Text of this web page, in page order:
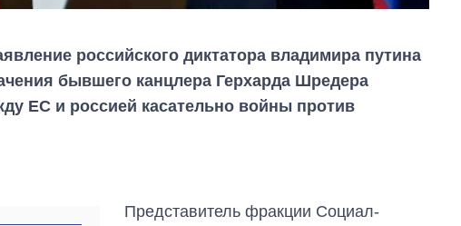
российского диктатора владимира путина
бывшего канцлера Герхарда Шредера
ЕС и россией касательно войны против
Представитель фракции Социал-